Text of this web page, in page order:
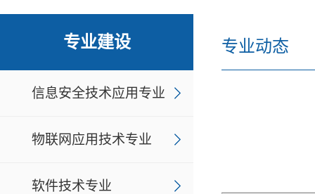
专业建设
信息安全技术应用专业
物联网应用技术专业
软件技术专业
专业动态